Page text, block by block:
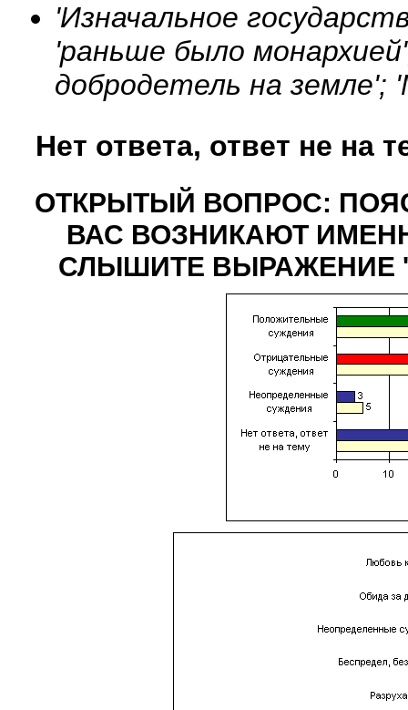
'Изначальное
'раньше было
добродетель на земле';
Нет ответа, ответ не на
ОТКРЫТЫЙ ВОПРОС:
ВАС ВОЗНИКАЮТ
СЛЫШИТЕ ВЫРАЖЕНИЕ